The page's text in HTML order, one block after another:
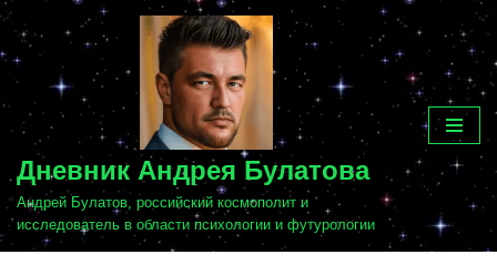
Перейти
к
содержимому
Дневник Андрея Булатова
Андрей Булатов, российский космополит и
исследователь в области психологии и футурологии